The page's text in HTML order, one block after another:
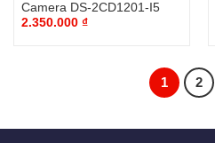
Camera DS-2CD1201-I5
2.350.000 ₫
1 2